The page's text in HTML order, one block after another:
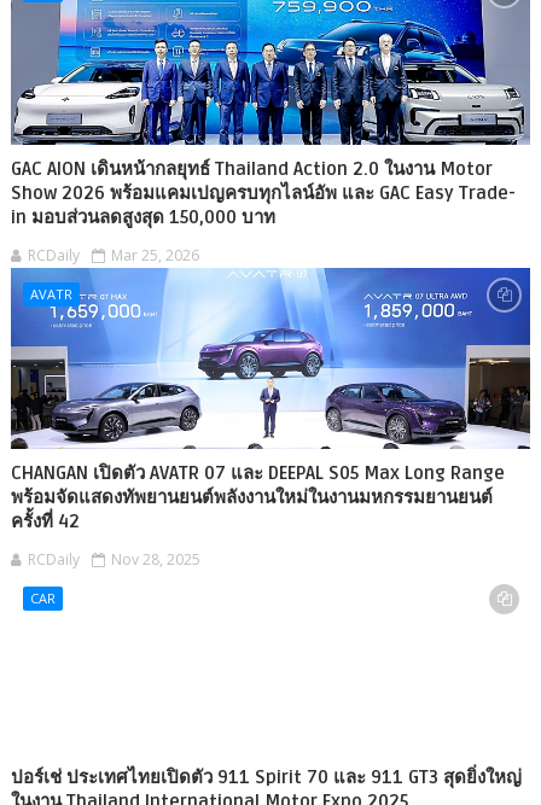
GAC AION เดินหน้ากลยุทธ์ Thailand Action 2.0 ในงาน Motor
Show 2026 พร้อมแคมเปญครบทุกไลน์อัพ และ GAC Easy Trade-
in มอบส่วนลดสูงสุด 150,000 บาท
RCDaily Mar 25, 2026
AVATR
CHANGAN เปิดตัว AVATR 07 และ DEEPAL S05 Max Long Range
พร้อมจัดแสดงทัพยานยนต์พลังงานใหม่ในงานมหกรรมยานยนต์
ครั้งที่ 42
RCDaily Nov 28, 2025
CAR
ปอร์เช่ ประเทศไทยเปิดตัว 911 Spirit 70 และ 911 GT3 สุดยิ่งใหญ่